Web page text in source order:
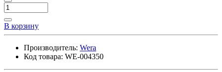
В корзину
Производитель: Wera
Код товара: WE-004350